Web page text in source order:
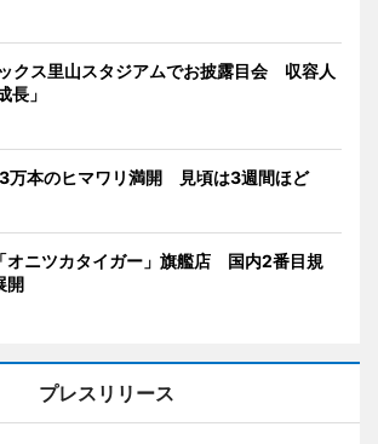
クス里山スタジアムでお披露目会 収容人
長」
万本のヒマワリ満開 見頃は3週間ほど
オニツカタイガー」旗艦店 国内2番目規
開
プレスリリース